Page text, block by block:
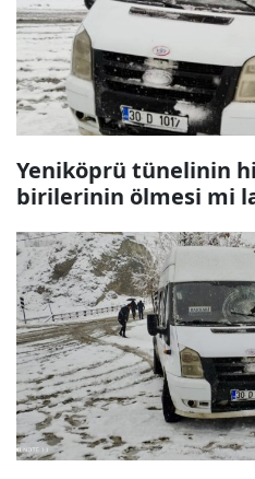
Yeniköprü tünelinin
birilerinin ölmesi mi